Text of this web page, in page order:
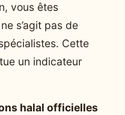
vous êtes
s’agit pas de
Cette
un indicateur
halal officielles